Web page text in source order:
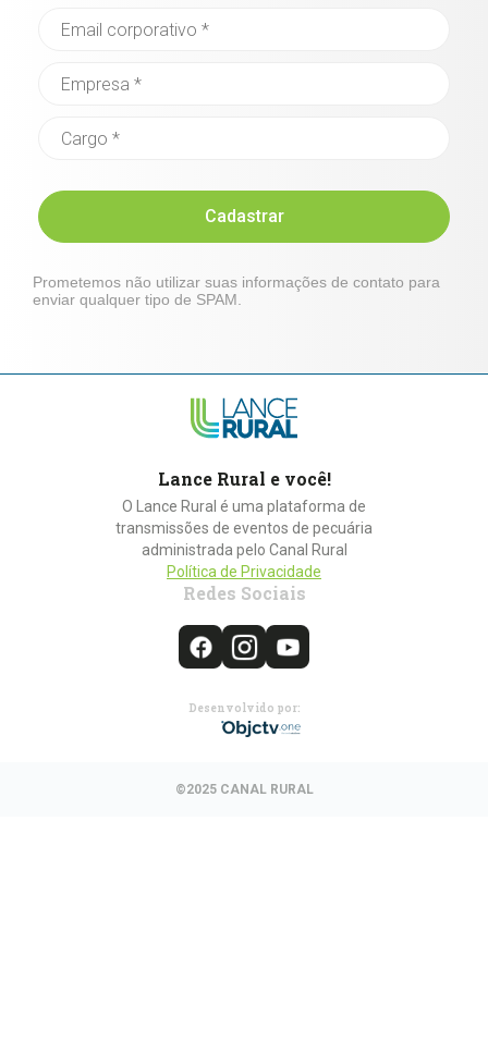
Cadastrar
Prometemos não utilizar suas informações de contato para
enviar qualquer tipo de SPAM.
Lance Rural e você!
O Lance Rural é uma plataforma de
transmissões de eventos de pecuária
administrada pelo Canal Rural
Política de Privacidade
Redes Sociais
Desenvolvido por:
©2025 CANAL RURAL